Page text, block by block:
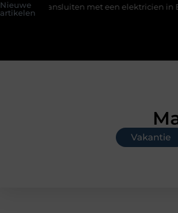
Nieuwe
artikelen
met een elektricien in Barneveld
Vakantie